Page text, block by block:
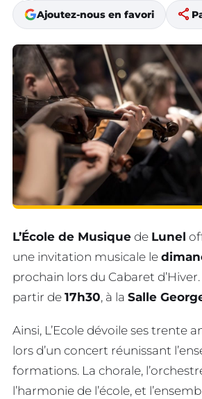
Ajoutez-nous en favori share
L’École de Musique de Lunel
une invitation musicale le
prochain lors du Cabaret
partir de 17h30, à la Salle
Ainsi, L’Ecole dévoile ses trente
lors d’un concert réunissant
formations. La chorale,
l’harmonie de l’école, et